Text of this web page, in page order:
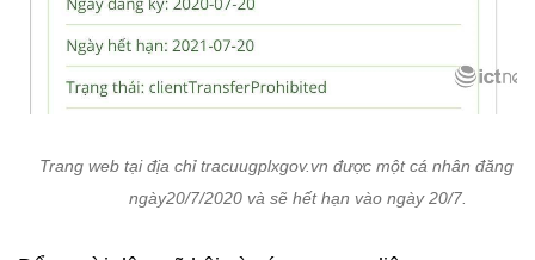
Trang web tại địa chỉ tracuugplxgov.vn được một cá nhân đăng
ngày20/7/2020 và sẽ hết hạn vào ngày 20/7.